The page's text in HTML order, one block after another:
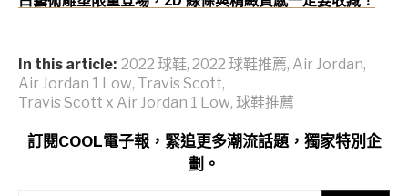
In this article: 2022 球鞋, 2022 球鞋推薦, Air Jordan,
Air Jordan 1 Low, Travis Scott,
Travis Scott x Air Jordan 1 Low, 球鞋推薦
訂閱COOL電子報，緊追更多潮流話題，獨家特別企
劃。